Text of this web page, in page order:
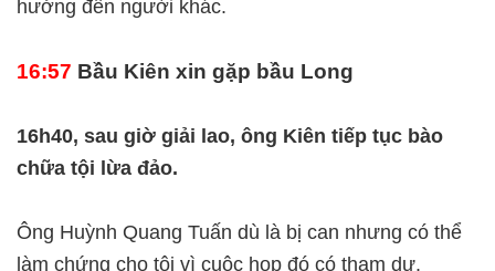
hưởng đến người khác.
16:57 Bầu Kiên xin gặp bầu Long
16h40, sau giờ giải lao, ông Kiên tiếp tục bào
chữa tội lừa đảo.
Ông Huỳnh Quang Tuấn dù là bị can nhưng có thể
làm chứng cho tôi vì cuộc họp đó có tham dự.